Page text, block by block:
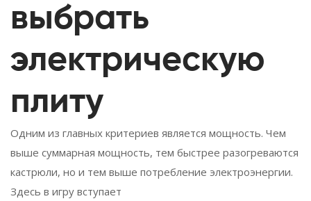
выбрать
электрическую
плиту
Одним из главных критериев является мощность. Чем
выше суммарная мощность, тем быстрее разогреваются
кастрюли, но и тем выше потребление электроэнергии.
Здесь в игру вступает